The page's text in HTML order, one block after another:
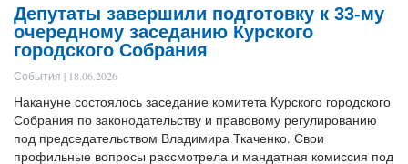
Депутаты завершили подготовку к 33-му
очередному заседанию Курского
городского Собрания
События | 18.06.2026
Накануне состоялось заседание комитета Курского городского
Собрания по законодательству и правовому регулированию
под председательством Владимира Ткаченко. Свои
профильные вопросы рассмотрела и мандатная комиссия под